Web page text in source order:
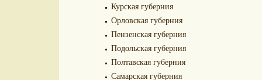
Курская губерния
Орловская губерния
Пензенская губерния
Подольская губерния
Полтавская губерния
Самарская губерния